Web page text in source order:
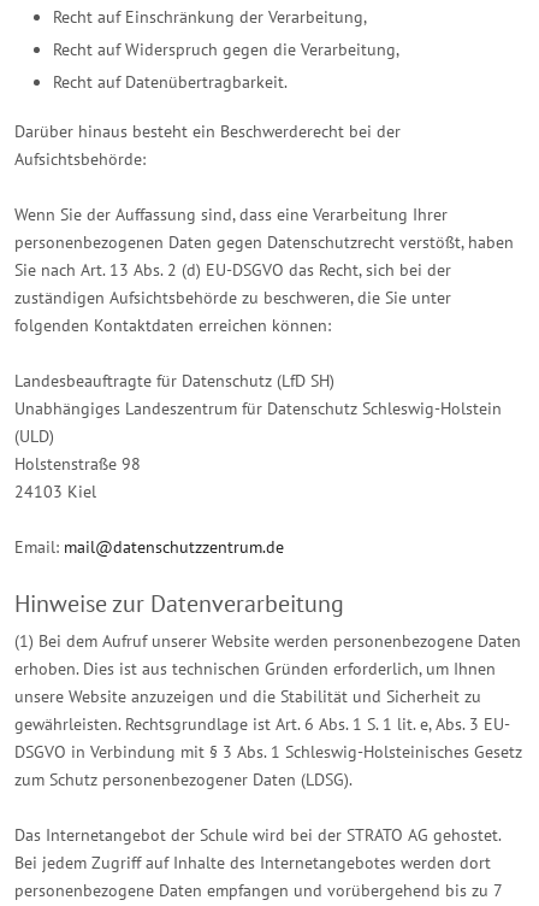
Recht auf Einschränkung der Verarbeitung,
Recht auf Widerspruch gegen die Verarbeitung,
Recht auf Datenübertragbarkeit.
Darüber hinaus besteht ein Beschwerderecht bei der
Aufsichtsbehörde:
Wenn Sie der Auffassung sind, dass eine Verarbeitung Ihrer
personenbezogenen Daten gegen Datenschutzrecht verstößt, haben
Sie nach Art. 13 Abs. 2 (d) EU-DSGVO das Recht, sich bei der
zuständigen Aufsichtsbehörde zu beschweren, die Sie unter
folgenden Kontaktdaten erreichen können:
Landesbeauftragte für Datenschutz (LfD SH)
Unabhängiges Landeszentrum für Datenschutz Schleswig-Holstein
(ULD)
Holstenstraße 98
24103 Kiel
Email: mail@datenschutzzentrum.de
Hinweise zur Datenverarbeitung
(1) Bei dem Aufruf unserer Website werden personenbezogene Daten
erhoben. Dies ist aus technischen Gründen erforderlich, um Ihnen
unsere Website anzuzeigen und die Stabilität und Sicherheit zu
gewährleisten. Rechtsgrundlage ist Art. 6 Abs. 1 S. 1 lit. e, Abs. 3 EU-
DSGVO in Verbindung mit § 3 Abs. 1 Schleswig-Holsteinisches Gesetz
zum Schutz personenbezogener Daten (LDSG).
Das Internetangebot der Schule wird bei der STRATO AG gehostet.
Bei jedem Zugriff auf Inhalte des Internetangebotes werden dort
personenbezogene Daten empfangen und vorübergehend bis zu 7